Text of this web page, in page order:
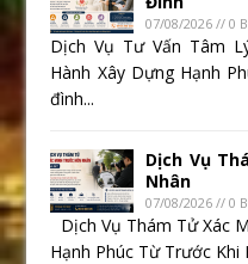
07/08/2026 // 0
Dịch Vụ Tư Vấn Tâm
Hành Xây Dựng Hạnh
đình...
Dịch Vụ
Nhân
07/08/2026 // 0
Dịch Vụ Thám Tử Xác
Hạnh Phúc Từ Trước Khi